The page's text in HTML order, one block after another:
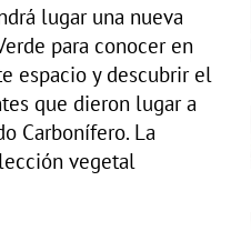
lugar una nueva
para conocer en
espacio y descubrir el
que dieron lugar a
Carbonífero. La
vegetal